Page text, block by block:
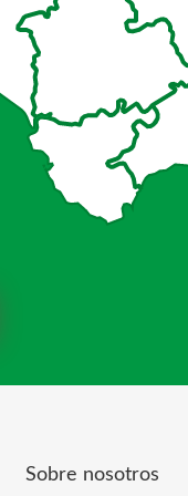
Sobre nosotros